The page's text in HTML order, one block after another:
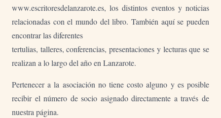
www.escritoresdelanzarote.es, los distintos eventos y noticias
relacionadas con el mundo del libro. También aquí se pueden
encontrar las diferentes
tertulias, talleres, conferencias, presentaciones y lecturas que se
realizan a lo largo del año en Lanzarote.
Pertenecer a la asociación no tiene costo alguno y es posible
recibir el número de socio asignado directamente a través de
nuestra página.